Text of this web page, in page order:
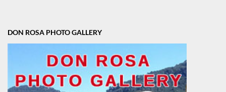
DON ROSA PHOTO GALLERY